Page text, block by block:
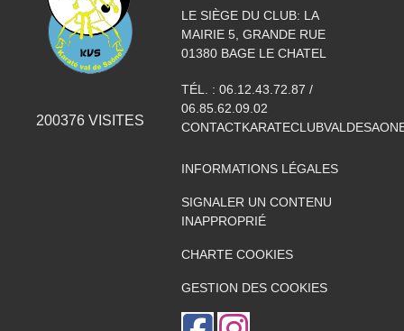
200376 VISITES
LE SIÈGE DU CLUB: LA
MAIRIE 5, GRANDE RUE
01380 BAGE LE CHATEL
TÉL. : 06.12.43.72.87 /
06.85.62.09.02
INFORMATIONS LÉGALES
SIGNALER UN CONTENU
INAPPROPRIÉ
CHARTE COOKIES
GESTION DES COOKIES